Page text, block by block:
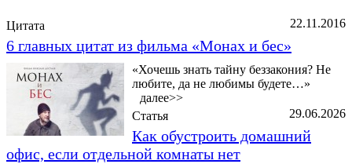
22.11.2016
Цитата
6 главных цитат из фильма «Монах и бес»
«Хочешь знать тайну беззакония? Не
любите, да не любимы будете…»
далее>>
29.06.2026
Статья
Как обустроить домашний
офис, если отдельной комнаты нет